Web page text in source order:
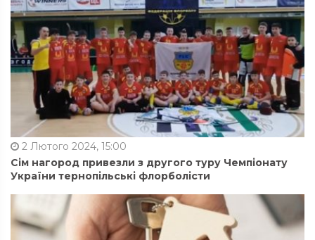
2 Лютого 2024, 15:00
Сім нагород привезли з другого туру Чемпіонату
України тернопільські флорболісти